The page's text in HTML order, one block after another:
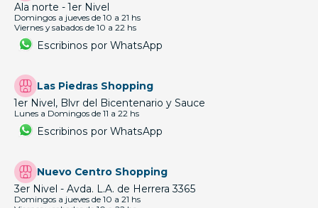
Ala norte - 1er Nivel
Domingos a jueves de 10 a 21 hs
Viernes y sabados de 10 a 22 hs
Escribinos por WhatsApp
Las Piedras Shopping
1er Nivel, Blvr del Bicentenario y Sauce
Lunes a Domingos de 11 a 22 hs
Escribinos por WhatsApp
Nuevo Centro Shopping
3er Nivel - Avda. L.A. de Herrera 3365
Domingos a jueves de 10 a 21 hs